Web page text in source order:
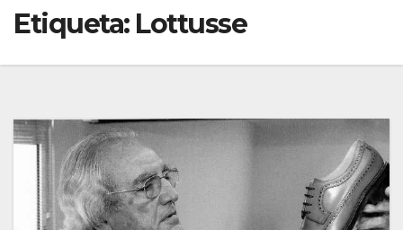
Etiqueta: Lottusse